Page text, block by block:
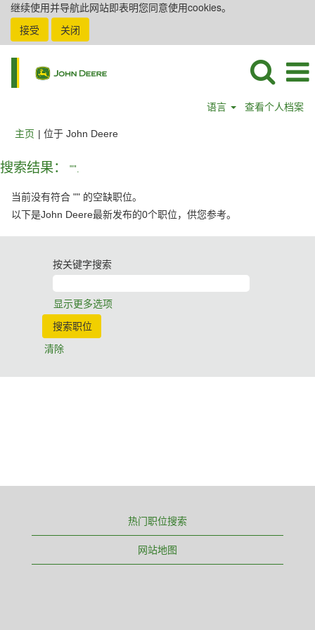
继续使用并导航此网站即表明您同意使用cookies。
接受
关闭
语言 查看个人档案
主页 | 位于 John Deere（当
搜索结果： "".
当前没有符合 "" 的空缺职位。
以下是John Deere最新发布的0个职位，供您参考。
按关键字搜索
显示更多选项
清除
热门职位搜索
网站地图